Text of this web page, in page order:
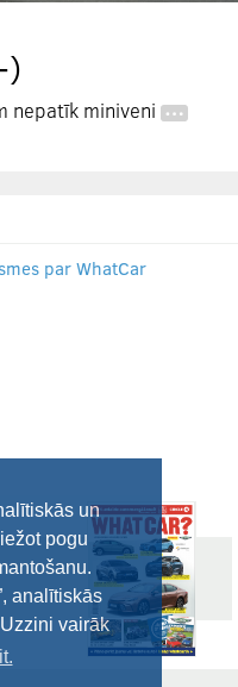
un
pogu
analītiskās
vairāk
)
nepatīk miniveni …
par WhatCar